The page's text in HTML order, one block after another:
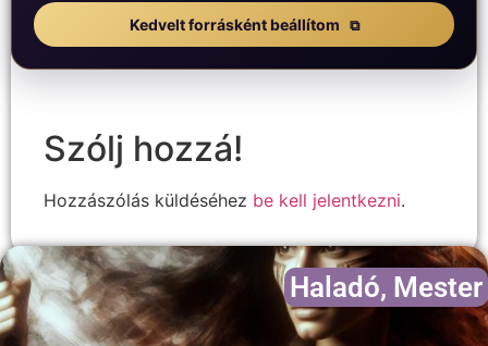
Kedvelt forrásként beállítom
Szólj hozzá!
Hozzászólás küldéséhez be kell jelentkezni.
Haladó, Mester